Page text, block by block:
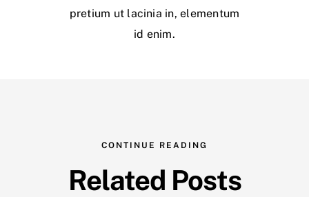
pretium ut lacinia in, elementum
id enim.
CONTINUE READING
Related Posts